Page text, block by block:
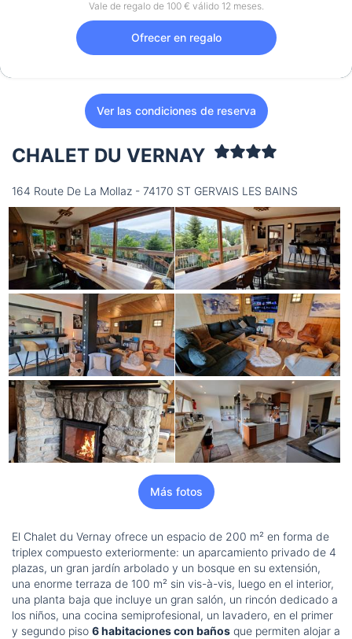
Vale de regalo de 100 € válido 12 meses.
Ofrecer en regalo
Ver las condiciones de reserva
CHALET DU VERNAY
164 Route De La Mollaz - 74170 ST GERVAIS LES BAINS
Más fotos
El Chalet du Vernay ofrece un espacio de 200 m² en forma de
triplex compuesto exteriormente: un aparcamiento privado de 4
plazas, un gran jardín arbolado y un bosque en su extensión,
una enorme terraza de 100 m² sin vis-à-vis, luego en el interior,
una planta baja que incluye un gran salón, un rincón dedicado a
los niños, una cocina semiprofesional, un lavadero, en el primer
y segundo piso 6 habitaciones con baños que permiten alojar a